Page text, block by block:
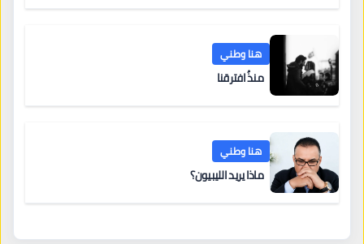
هنا وطني
منذُ افترقنا
هنا وطني
ماذا يريد الليبيون؟